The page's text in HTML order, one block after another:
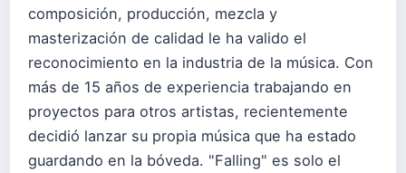
composición, producción, mezcla y
masterización de calidad le ha valido el
reconocimiento en la industria de la música. Con
más de 15 años de experiencia trabajando en
proyectos para otros artistas, recientemente
decidió lanzar su propia música que ha estado
guardando en la bóveda. "Falling" es solo el